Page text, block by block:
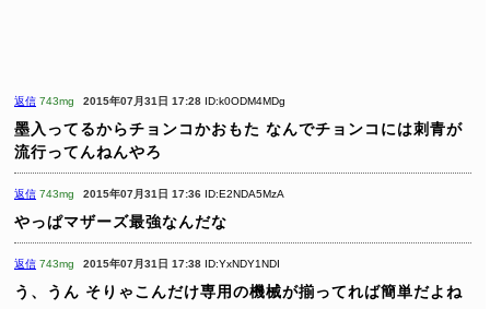
返信 743mg 2015年07月31日 17:28 ID:k0ODM4MDg
墨入ってるからチョンコかおもた なんでチョンコには刺青が
流行ってんねんやろ
返信 743mg 2015年07月31日 17:36 ID:E2NDA5MzA
やっぱマザーズ最強なんだな
返信 743mg 2015年07月31日 17:38 ID:YxNDY1NDI
う、うん そりゃこんだけ専用の機械が揃ってれば簡単だよね